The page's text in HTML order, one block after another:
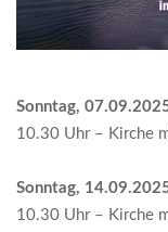
Sonntag,
10.30 Uhr – Kirche
Sonntag,
10.30 Uhr – Kirche